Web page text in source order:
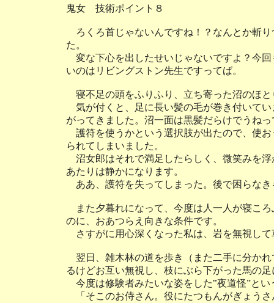
鬼女 技術ポイント８
ろくろ首じゃないんですね！？なんとか斬
た。
変な下心を出したせいじゃないですよ？今
いのはリビングストン先生ですってば。
寝不足の頭をふりふり、立ち寄った沼のほ
気が付くと、足に長い髪の毛が巻き付いて
がってきました。沼一面は黒髪だらけでうね
護符を使うかという選択肢が出たので、使
られてしまいました。
沼女郎はそれで満足したらしく、微笑みを
あたりは静かになります。
ああ、護符を失ってしまった。後で困らなき
また夕暮れになって、今度は人一人が寝こ
のに、おあつらえ向きな条件です。
さすがに用心深くなった私は、岩を無視し
翌日、雑木林の道を歩き（また二手に分か
るけどお互い無視し、枝にぶら下がった馬の
今度は修験者みたいな姿をした‟夜道怪”と
「そこのお侍さん。役にたつもんがぎょう